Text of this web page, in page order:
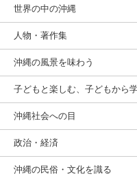
世界の中の沖縄
人物・著作集
沖縄の風景を味わう
子どもと楽しむ、子どもから
沖縄社会への目
政治・経済
沖縄の民俗・文化を識る